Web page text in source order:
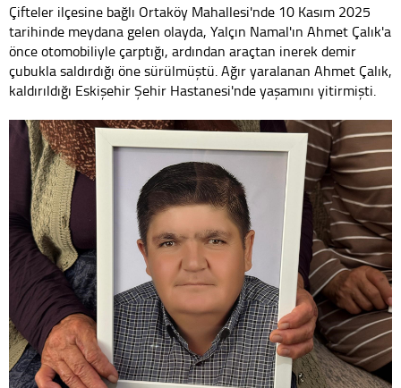
Çifteler ilçesine bağlı Ortaköy Mahallesi'nde 10 Kasım 2025
tarihinde meydana gelen olayda, Yalçın Namal'ın Ahmet Çalık'a
önce otomobiliyle çarptığı, ardından araçtan inerek demir
çubukla saldırdığı öne sürülmüştü. Ağır yaralanan Ahmet Çalık,
kaldırıldığı Eskişehir Şehir Hastanesi'nde yaşamını yitirmişti.